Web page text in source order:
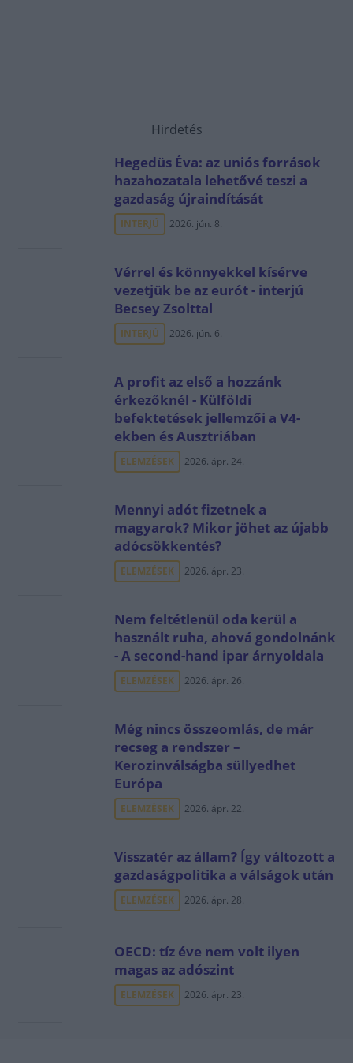
Hirdetés
Hegedüs Éva: az uniós források
hazahozatala lehetővé teszi a
gazdaság újraindítását
INTERJÚ 2026. jún. 8.
Vérrel és könnyekkel kísérve
vezetjük be az eurót - interjú
Becsey Zsolttal
INTERJÚ 2026. jún. 6.
A profit az első a hozzánk
érkezőknél - Külföldi
befektetések jellemzői a V4-
ekben és Ausztriában
ELEMZÉSEK 2026. ápr. 24.
Mennyi adót fizetnek a
magyarok? Mikor jöhet az újabb
adócsökkentés?
ELEMZÉSEK 2026. ápr. 23.
Nem feltétlenül oda kerül a
használt ruha, ahová gondolnánk
- A second-hand ipar árnyoldala
ELEMZÉSEK 2026. ápr. 26.
Még nincs összeomlás, de már
recseg a rendszer –
Kerozinválságba süllyedhet
Európa
ELEMZÉSEK 2026. ápr. 22.
Visszatér az állam? Így változott a
gazdaságpolitika a válságok után
ELEMZÉSEK 2026. ápr. 28.
OECD: tíz éve nem volt ilyen
magas az adószint
ELEMZÉSEK 2026. ápr. 23.